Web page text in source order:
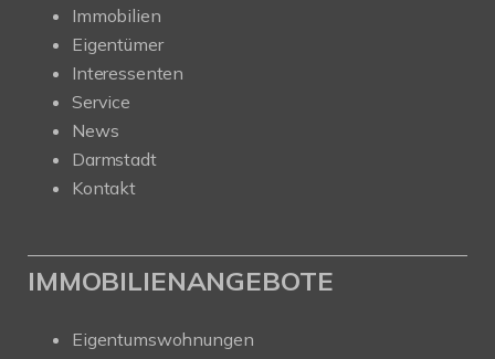
Immobilien
Eigentümer
Interessenten
Service
News
Darmstadt
Kontakt
IMMOBILIENANGEBOTE
Eigentumswohnungen